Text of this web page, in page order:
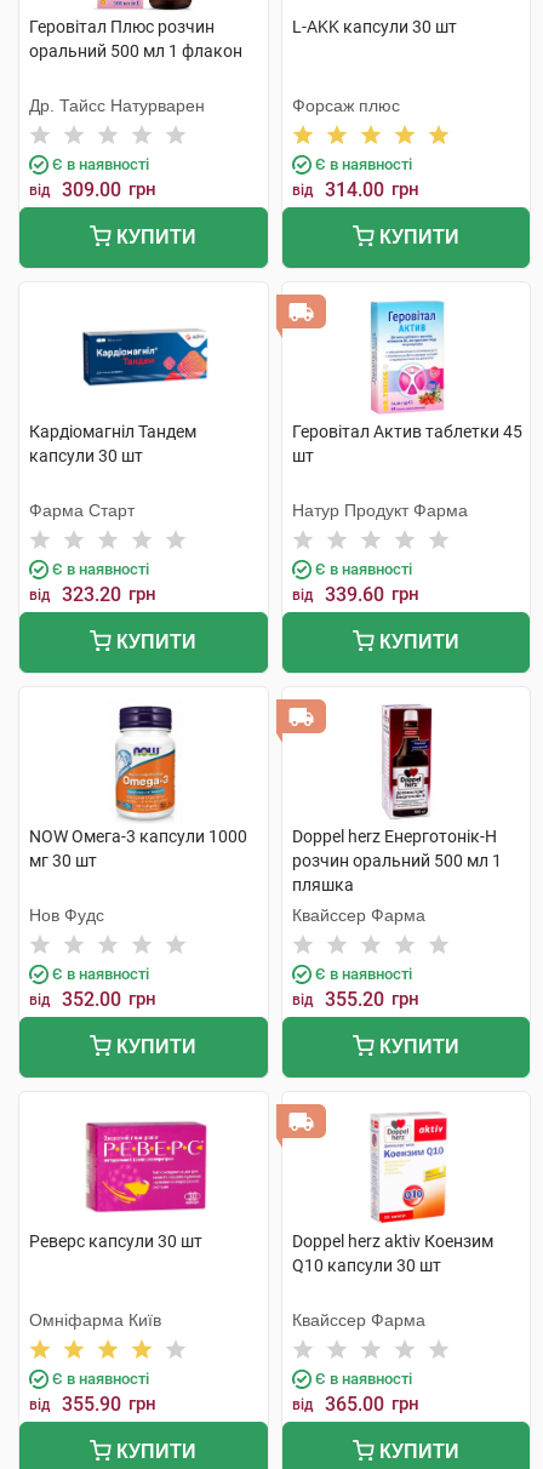
Геровітал Плюс розчин
оральний 500 мл 1 флакон
Др. Тайсс Натурварен
Є в наявності
від 309.00 грн
КУПИТИ
L-AKK капсули 30 шт
Форсаж плюс
Є в наявності
від 314.00 грн
КУПИТИ
Кардіомагніл Тандем
капсули 30 шт
Фарма Старт
Є в наявності
від 323.20 грн
КУПИТИ
Геровітал Актив таблетки 45
шт
Натур Продукт Фарма
Є в наявності
від 339.60 грн
КУПИТИ
NOW Омега-3 капсули 1000
мг 30 шт
Нов Фудс
Є в наявності
від 352.00 грн
КУПИТИ
Doppel herz Енерготонік-H
розчин оральний 500 мл 1
пляшка
Квайссер Фарма
Є в наявності
від 355.20 грн
КУПИТИ
Реверс капсули 30 шт
Омніфарма Київ
Є в наявності
від 355.90 грн
КУПИТИ
Doppel herz aktiv Коензим
Q10 капсули 30 шт
Квайссер Фарма
Є в наявності
від 365.00 грн
КУПИТИ